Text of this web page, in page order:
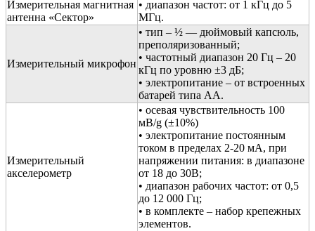
Измерительная магнитная
антенна «Сектор»
• диапазон частот: от 1 кГц до 5
МГц.
Измерительный микрофон
• тип – ½ — дюймовый капсюль,
преполяризованный;
• частотный диапазон 20 Гц – 20
кГц по уровню ±3 дБ;
• электропитание – от встроенных
батарей типа АА.
Измерительный
акселерометр
• осевая чувствительность 100
мВ/g (±10%)
• электропитание постоянным
током в пределах 2-20 мА, при
напряжении питания: в диапазоне
от 18 до 30В;
• диапазон рабочих частот: от 0,5
до 12 000 Гц;
• в комплекте – набор крепежных
элементов.